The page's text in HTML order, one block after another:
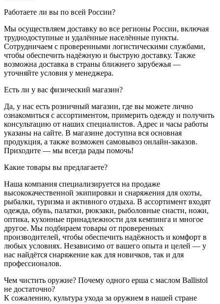
Работаете ли вы по всей России?
Мы осуществляем доставку во все регионы России, включая
труднодоступные и удалённые населённые пункты.
Сотрудничаем с проверенными логистическими службами,
чтобы обеспечить надёжную и быструю доставку. Также
возможна доставка в страны ближнего зарубежья —
уточняйте условия у менеджера.
Есть ли у вас физический магазин?
Да, у нас есть розничный магазин, где вы можете лично
ознакомиться с ассортиментом, примерить одежду и получить
консультацию от наших специалистов. Адрес и часы работы
указаны на сайте. В магазине доступна вся основная
продукция, а также возможен самовывоз онлайн-заказов.
Приходите — мы всегда рады помочь!
Какие товары вы предлагаете?
Наша компания специализируется на продаже
высококачественной экипировки и снаряжения для охоты,
рыбалки, туризма и активного отдыха. В ассортимент входят
одежда, обувь, палатки, рюкзаки, рыболовные снасти, ножи,
оптика, кухонные принадлежности для кемпинга и многое
другое. Мы подбираем товары от проверенных
производителей, чтобы обеспечить надёжность и комфорт в
любых условиях. Независимо от вашего опыта и целей — у
нас найдётся снаряжение как для новичков, так и для
профессионалов.
Чем чистить оружие? Почему одного ерша с маслом Ballistol
не достаточно?
К сожалению, культура ухода за оружием в нашей стране